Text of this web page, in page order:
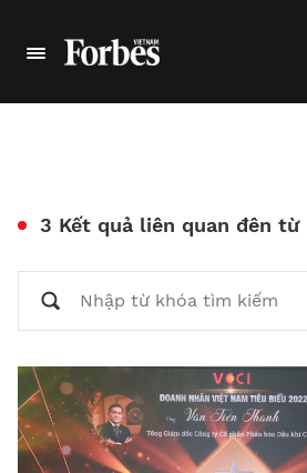
3 Kết quả liên quan đên từ